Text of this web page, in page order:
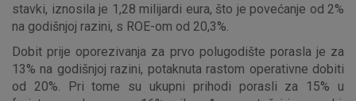
stavki, iznosila je 1,28 milijardi eura, što je povećanje od 2%
na godišnjoj razini, s ROE-om od 20,3%.
Dobit prije oporezivanja za prvo polugodište porasla je za
13% na godišnjoj razini, potaknuta rastom operativne dobiti
od 20%. Pri tome su ukupni prihodi porasli za 15% u